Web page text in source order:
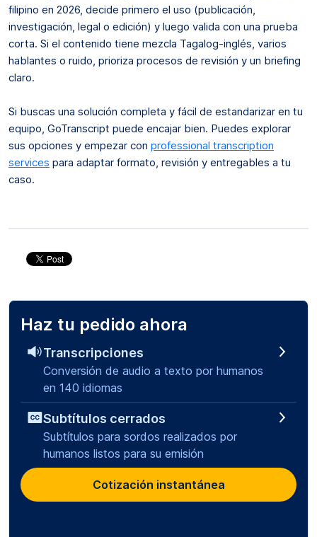
filipino en 2026, decide primero el uso (publicación,
investigación, legal o edición) y luego valida con una prueba
corta. Si el contenido tiene mezcla Tagalog-inglés, varios
hablantes o ruido, prioriza procesos de revisión y un briefing
claro.
Si buscas una solución completa y fácil de estandarizar en tu
equipo, GoTranscript puede encajar bien. Puedes explorar
sus opciones y empezar con professional transcription
services para adaptar formato, revisión y entregables a tu
caso.
Haz tu pedido ahora
Transcripciones
Conversión de audio a texto por humanos
en 140 idiomas
Subtítulos cerrados
Subtítulos para sordos realizados por
humanos listos para su emisión
Cotización instantánea